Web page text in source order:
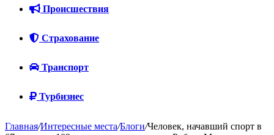
Происшествия
Страхование
Транспорт
Турбизнес
Главная/Интересные места/Блоги/Человек, начавший спорт в